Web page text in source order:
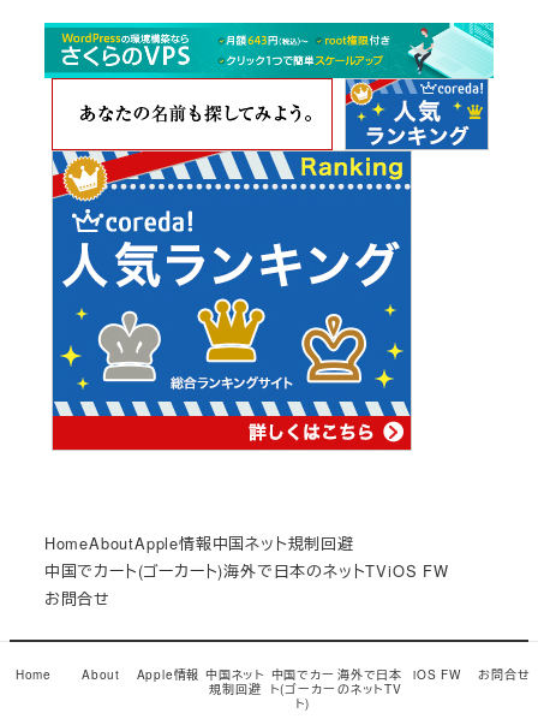
カ
HomeAboutApple情報中国ネット規制回避
中国でカート(ゴーカート)海外で日本のネットTViOS FW
お問合せ
© Copyright 2017小龍茶館Snow Monkey theme by
モンキーレンチ
Home About Apple情報 中国ネット
規制回避
中国でカー
ト(ゴーカー
ト)
海外で日本
のネットTV
iOS FW お問合せ